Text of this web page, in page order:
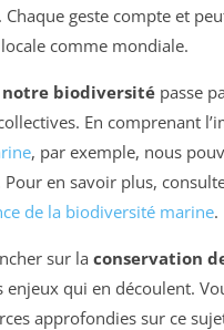
geste compte et
comme mondiale.
biodiversité passe
En comprenant
, par exemple, nous
en savoir plus,
de la biodiversité marine.
sur la conservation
qui en découlent.
approfondies sur ce